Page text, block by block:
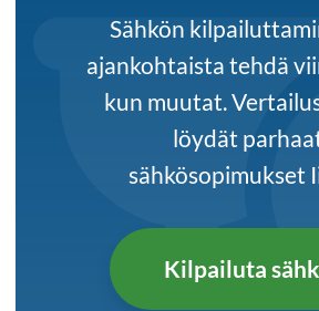
Sähkön
ajankohtaista tehdä
kun muutat.
löydät
sähkösopimukset
Kilpailuta